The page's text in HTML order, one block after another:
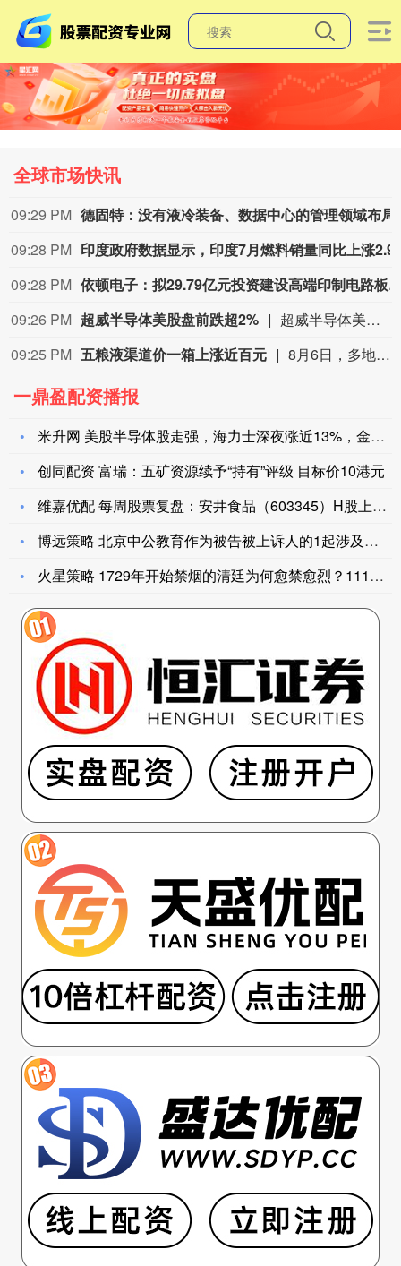
全球市场快讯
09:29 PM
09:28 PM
09:28 PM
依顿电子：拟29.79亿元投资建设高端
09:26 PM 超威半导体美股盘前跌超2%
超威半导体美股盘前跌超2%，现报472.24美元。
09:25 PM 五粮液渠道价一箱上涨近百元 8月6日，多地五粮液经销商宣布第八代五粮液价格上涨。记者注意到，6日上午有西部某省经销商在朋友圈发布海报，称第八代五粮液价格已经上调，“以当天报价为准”。郑州百荣市场是白酒价格的风向标，6日第八代五粮液最新整箱报价上涨90元——这是酒商之间的调货价，是业内判断白酒产品价格的参考之一。（21世纪经济报道）
一鼎盈配资播报
米升网 美股半导体股走强，海力士深夜涨近13%，金银油价齐跌
创同配资 富瑞：五矿资源续予“持有”评级 目标价10港元
维嘉优配 每周股票复盘：安井食品（603345）H股上市，稳
博远策略 北京中公教育作为被告被上诉人的1起涉及教育培训合同
火星策略 1729年开始禁烟的清廷为何愈禁愈烈？111年后的